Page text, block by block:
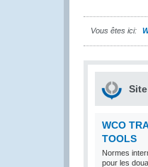
Vous êtes ici:
WCO
TOOLS
Normes
pour les